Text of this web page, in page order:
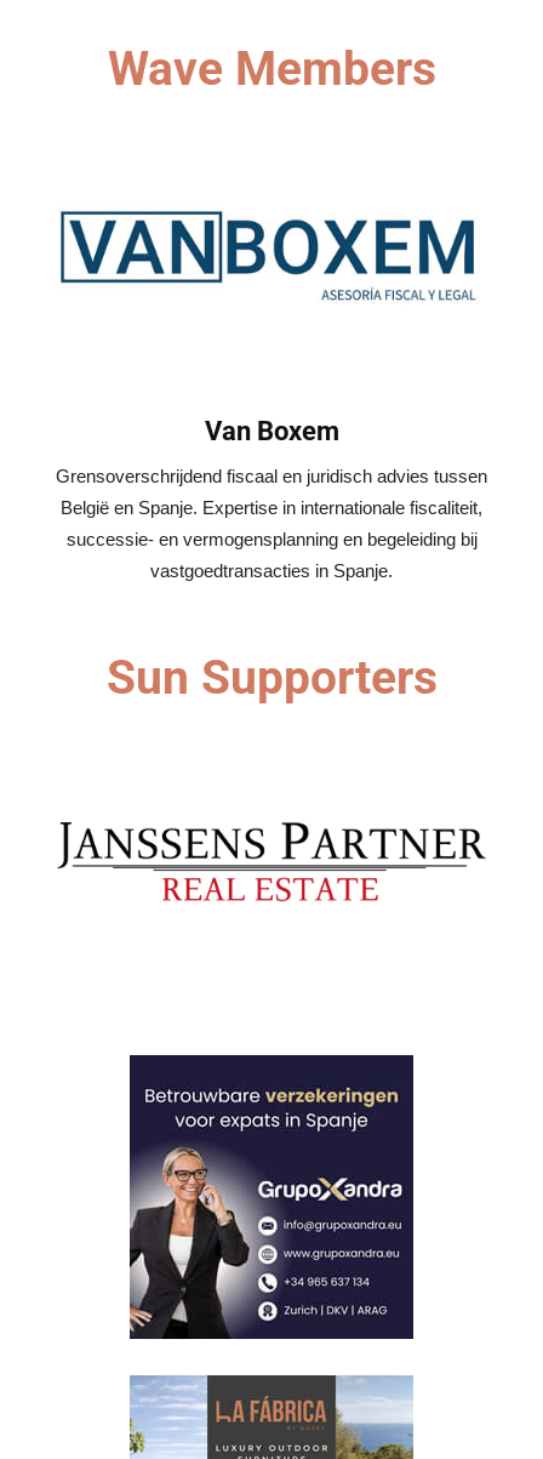
Wave Members
Van Boxem
Grensoverschrijdend fiscaal en juridisch advies tussen
België en Spanje. Expertise in internationale fiscaliteit,
successie- en vermogensplanning en begeleiding bij
vastgoedtransacties in Spanje.
Sun Supporters